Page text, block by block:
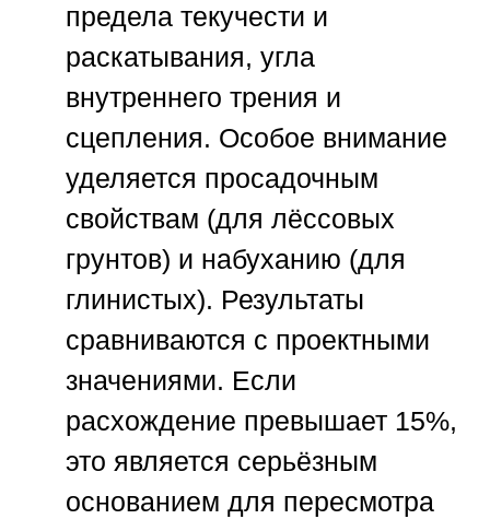
предела текучести и
раскатывания, угла
внутреннего трения и
сцепления. Особое внимание
уделяется просадочным
свойствам (для лёссовых
грунтов) и набуханию (для
глинистых). Результаты
сравниваются с проектными
значениями. Если
расхождение превышает 15%,
это является серьёзным
основанием для пересмотра